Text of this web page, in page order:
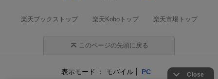
楽天ブックストップ 楽天Koboトップ 楽天市場トップ
このページの先頭に戻る
表示モード モバイル PC